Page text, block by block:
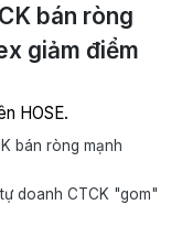
bán ròng
giảm điểm
HOSE.
bán ròng mạnh
doanh CTCK "gom"